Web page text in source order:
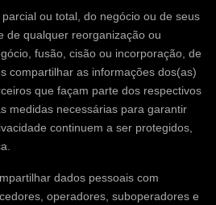
ou total, do negócio ou de seus
de qualquer reorganização ou
fusão, cisão ou incorporação, de
compartilhar as informações dos(as)
que façam parte dos respectivos
medidas necessárias para garantir
continuem a ser protegidos,
dados pessoais com
operadores, suboperadores e